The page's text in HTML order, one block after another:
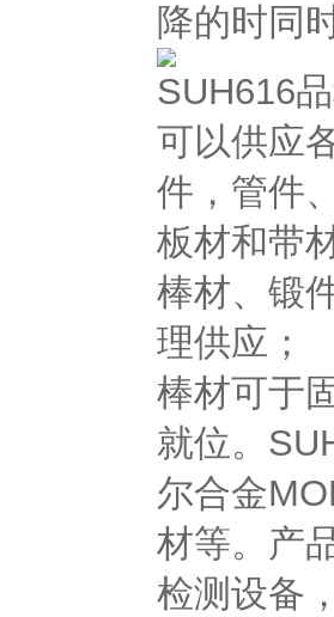
降的时同
SUH616
可以供应
件，管件
板材和带
棒材、锻
理供应；
棒材可于
就位。
尔合金
材等。产
检测设备